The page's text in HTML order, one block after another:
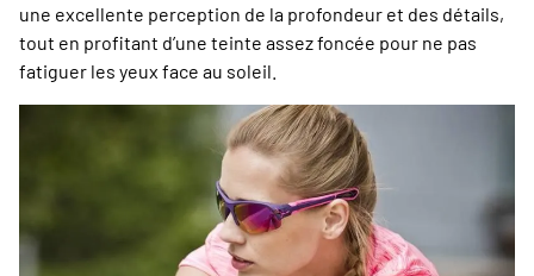
une excellente perception de la profondeur et des détails,
tout en profitant d’une teinte assez foncée pour ne pas
fatiguer les yeux face au soleil.